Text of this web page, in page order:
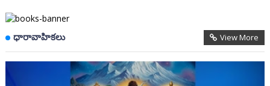
ధారావాహికలు View More